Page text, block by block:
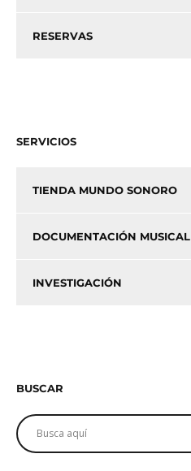
RESERVAS
SERVICIOS
TIENDA MUNDO SONORO
DOCUMENTACIÓN MUSICAL
INVESTIGACIÓN
BUSCAR